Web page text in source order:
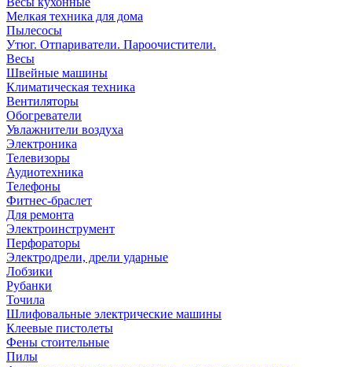
Мелкая техника для дома
Пылесосы
Утюг. Отпариватели. Пароочистители.
Весы
Швейные машины
Климатическая техника
Вентиляторы
Обогреватели
Увлажнители воздуха
Электроника
Телевизоры
Аудиотехника
Телефоны
Фитнес-браслет
Для ремонта
Электроинструмент
Перфораторы
Электродрели, дрели ударные
Лобзики
Рубанки
Точила
Шлифовальные электрические машины
Клеевые пистолеты
Фены стоительные
Пилы